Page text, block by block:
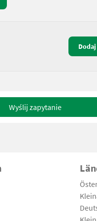
Wyślij zapytanie